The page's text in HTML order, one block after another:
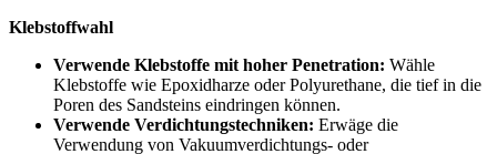
Klebstoffwahl
Verwende Klebstoffe mit hoher Penetration: Wähle
Klebstoffe wie Epoxidharze oder Polyurethane, die tief in die
Poren des Sandsteins eindringen können.
Verwende Verdichtungstechniken: Erwäge die
Verwendung von Vakuumverdichtungs- oder